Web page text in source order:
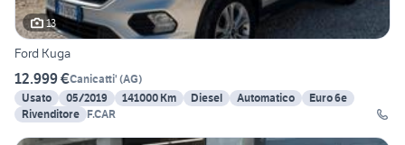
13
Ford Kuga
12.999 €Canicatti' (AG)
Usato
05/2019 141000 Km Diesel Automatico
Euro 6e
Rivenditore F.CAR